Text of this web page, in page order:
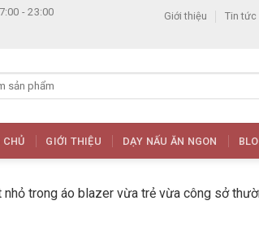
- 23:00
Giới thiệu Tin tức
CHỦ GIỚI THIỆU DẠY NẤU ĂN NGON
nhỏ trong áo blazer vừa trẻ vừa công sở